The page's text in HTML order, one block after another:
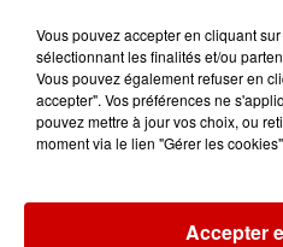
Jeux
Festival
Vous pouvez accepter en cliquant
sélectionnant les finalités et/ou
Vous pouvez également refuser en
accepter". Vos préférences ne
pouvez mettre à jour vos choix, ou
moment via le lien "Gérer les
Accepter